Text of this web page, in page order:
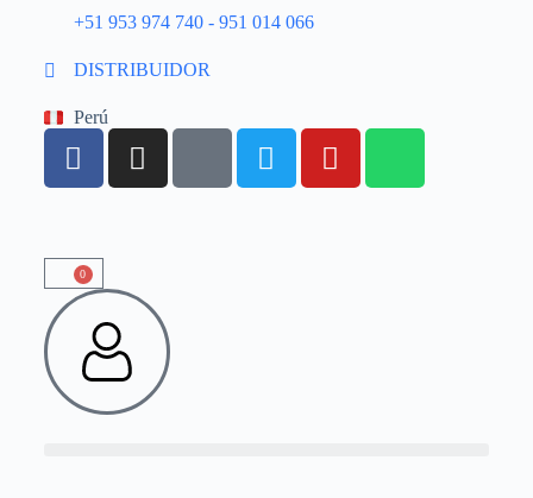
+51 953 974 740 - 951 014 066
DISTRIBUIDOR
Perú
0